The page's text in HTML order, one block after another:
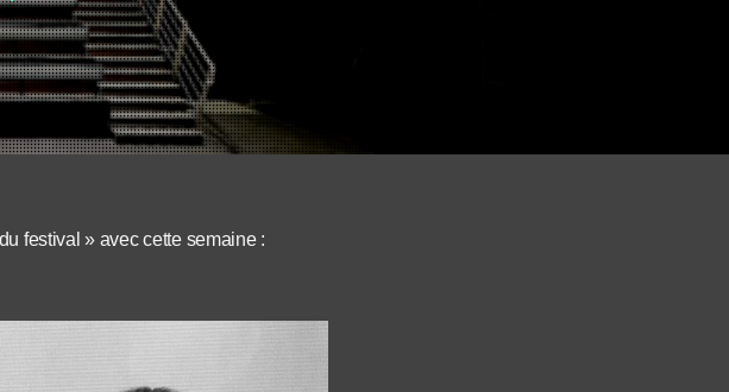
festival » avec cette semaine :